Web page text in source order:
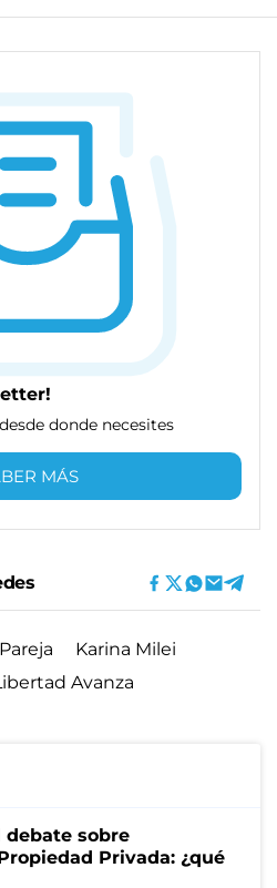
donde necesites
MÁS
Karina Milei
Avanza
debate sobre
Privada: ¿qué